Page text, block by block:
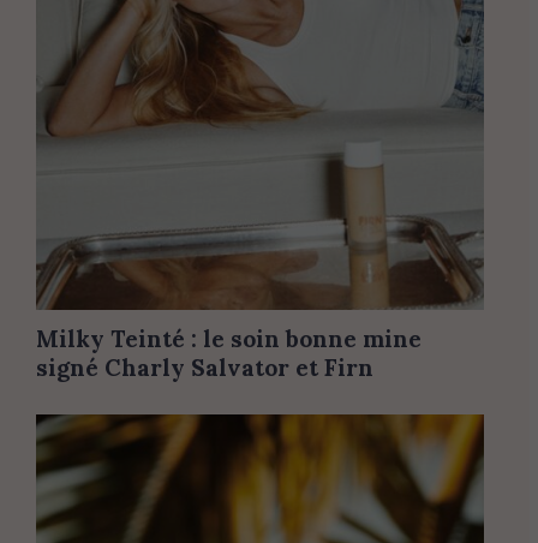
Milky Teinté : le soin bonne mine
signé Charly Salvator et Firn